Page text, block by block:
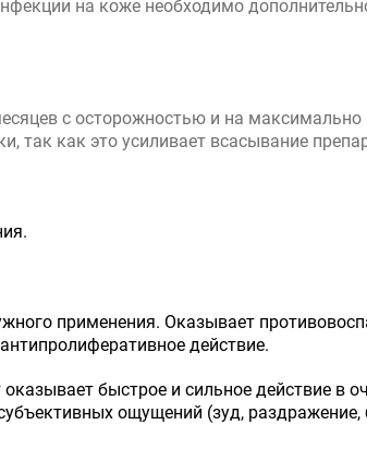
на коже необходимо
с осторожностью и на максимально
так как это усиливает всасывание
применения. Оказывает
действие.
быстрое и сильное действие в
ощущений (зуд, раздражение,